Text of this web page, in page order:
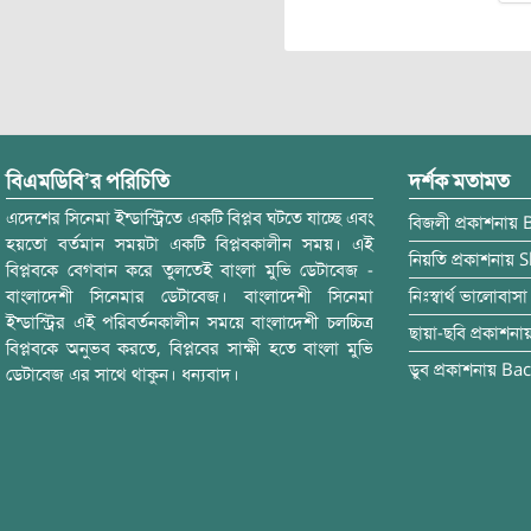
বিএমডিবি’র পরিচিতি
এদেশের সিনেমা ইন্ডাস্ট্রিতে একটি বিপ্লব ঘটতে যাচ্ছে এবং
হয়তো বর্তমান সময়টা একটি বিপ্লবকালীন সময়। এই
বিপ্লবকে বেগবান করে তুলতেই বাংলা মুভি ডেটাবেজ -
বাংলাদেশী সিনেমার ডেটাবেজ। বাংলাদেশী সিনেমা
ইন্ডাস্ট্রির এই পরিবর্তনকালীন সময়ে বাংলাদেশী চলচ্চিত্র
বিপ্লবকে অনুভব করতে, বিপ্লবের সাক্ষী হতে বাংলা মুভি
ডেটাবেজ এর সাথে থাকুন। ধন্যবাদ।
দর্শক মতামত
বিজলী প্রকাশনায়
নিয়তি প্রকাশনায়
নিঃস্বার্থ ভালোবাসা
ছায়া-ছবি
ডুব প্রকাশনায়